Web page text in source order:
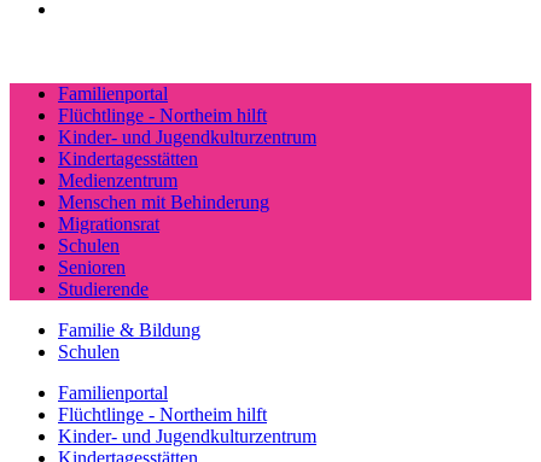
Familienportal
Flüchtlinge - Northeim hilft
Kinder- und Jugendkulturzentrum
Kindertagesstätten
Medienzentrum
Menschen mit Behinderung
Migrationsrat
Schulen
Senioren
Studierende
Familie & Bildung
Schulen
Familienportal
Flüchtlinge - Northeim hilft
Kinder- und Jugendkulturzentrum
Kindertagesstätten